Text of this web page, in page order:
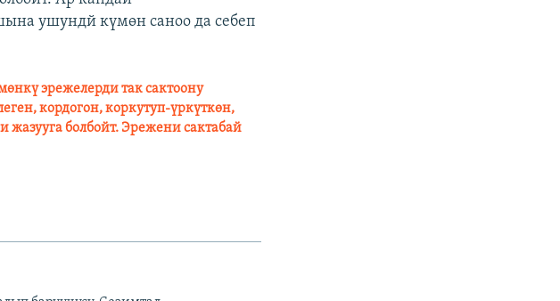
ушундй күмөн саноо да себеп
эрежелерди так сактоону
кордогон, коркутуп-үркүткөн,
болбойт. Эрежени сактабай